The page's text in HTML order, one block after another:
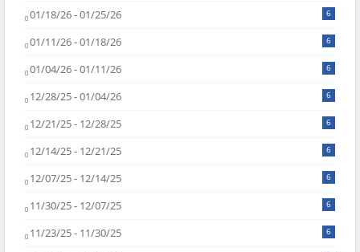
01/18/26 - 01/25/26 6
01/11/26 - 01/18/26 6
01/04/26 - 01/11/26 6
12/28/25 - 01/04/26 6
12/21/25 - 12/28/25 6
12/14/25 - 12/21/25 6
12/07/25 - 12/14/25 6
11/30/25 - 12/07/25 6
11/23/25 - 11/30/25 6